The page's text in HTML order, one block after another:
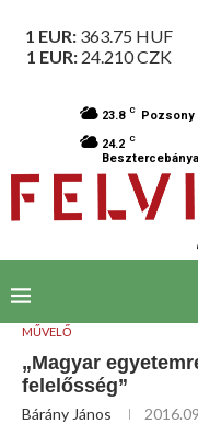
1 EUR: 363.75 HUF
1 EUR: 24.210CZK
23.8 C Pozsony
24.2 C
Besztercebánya
MŰVELŐ
„Magyar
felelősség”
Bárány János